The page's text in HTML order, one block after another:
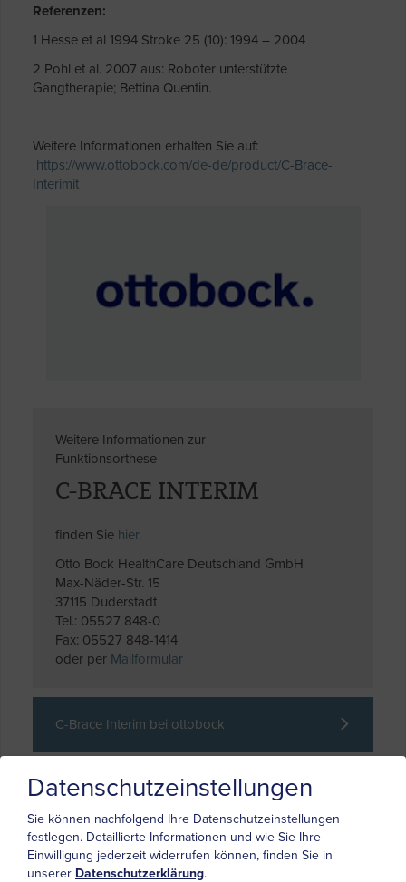
Referenzen:
1 Hesse et al 1994 Stroke 25 (10): 1994 – 2004
2 Pohl et al. 2007 aus: Roboter unterstützte
Gangtherapie; Bettina Quentin.
Weitere Informationen erhalten Sie auf:
https://www.ottobock.com/de-de/product/C-Brace-
Interimit
Weitere Informationen zur
Funktionsorthese
C-BRACE INTERIM
finden Sie hier.
Otto Bock HealthCare Deutschland GmbH
Max-Näder-Str. 15
37115 Duderstadt
Tel.: 05527 848-0
Fax: 05527 848-1414
oder per Mailformular
C-Brace Interim bei ottobock
C-Brace Interim Produktbroschüre
C-Brace Tagebuch
Datenschutzeinstellungen
Sie können nachfolgend Ihre Datenschutzeinstellungen
festlegen. Detaillierte Informationen und wie Sie Ihre
Einwilligung jederzeit widerrufen können, finden Sie in
unserer Datenschutzerklärung.